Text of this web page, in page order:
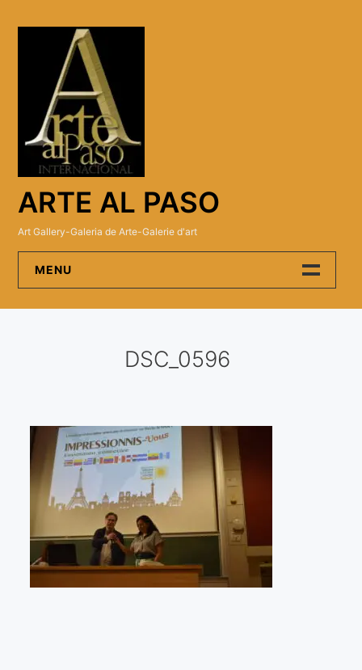
ARTE AL PASO
Art Gallery-Galeria de Arte-Galerie d'art
MENU
Visitas a los ateliers o talleres de artistas
Presse
Qué dicen de nosotros?
Aviso legal
Política de cookies
DSC_0596